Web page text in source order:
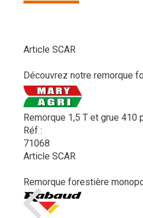
Article SCAR
Découvrez notre remorque
Remorque 1,5 T et grue 410
Réf :
71068
Article SCAR
Remorque forestière